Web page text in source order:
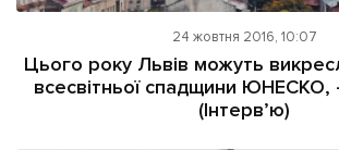
24 жовтня 2016, 10:07
Цього року Львів можуть
всесвітньої спадщини ЮНЕСКО,
(Інтерв’ю)